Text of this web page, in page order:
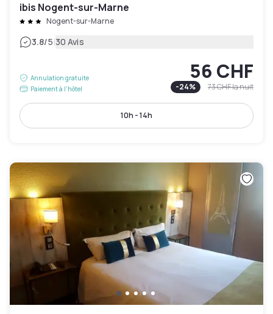
ibis Nogent-sur-Marne
Nogent-sur-Marne
3.8/5|30 Avis
Annulation gratuite
Paiement à l'hôtel
56 CHF
-24% 73 CHFla nuit
10h - 14h